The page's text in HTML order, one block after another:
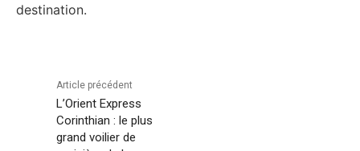
destination.
Article précédent
L’Orient Express
Corinthian : le plus
grand voilier de